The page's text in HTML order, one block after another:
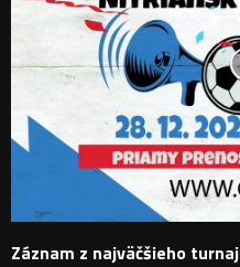
Záznam z najväčšieho